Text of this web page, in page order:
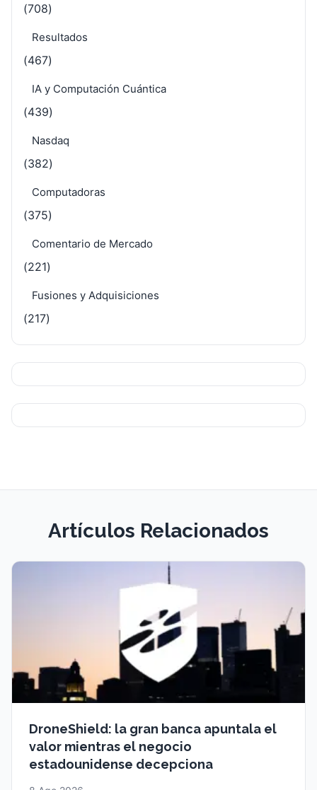
(708)
Resultados
(467)
IA y Computación Cuántica
(439)
Nasdaq
(382)
Computadoras
(375)
Comentario de Mercado
(221)
Fusiones y Adquisiciones
(217)
Artículos Relacionados
DroneShield: la gran banca apuntala el
valor mientras el negocio
estadounidense decepciona